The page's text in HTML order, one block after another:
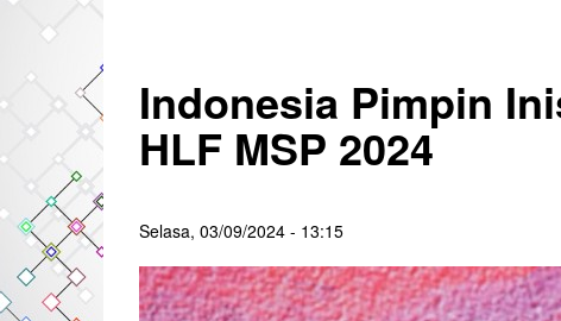
Indonesia Pimpin
HLF MSP 2024
Selasa, 03/09/2024 - 13:15